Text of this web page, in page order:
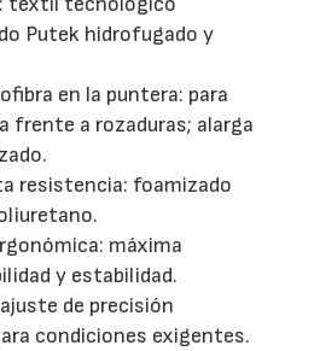
Putek hidrofugado y
en la puntera: para
frente a rozaduras; alarga
resistencia: foamizado
máxima
y estabilidad.
de precisión
condiciones exigentes.